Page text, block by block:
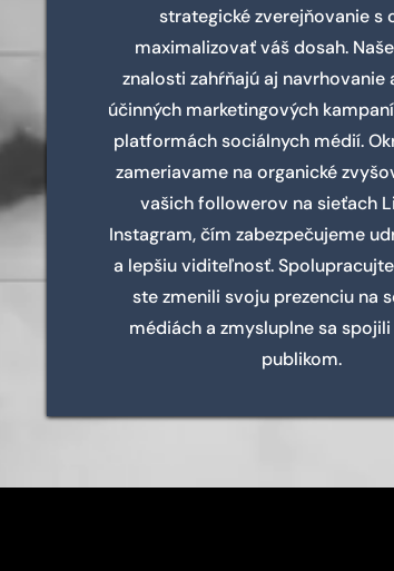
strategické zverejňovanie s
maximalizovať váš dosah.
znalosti zahŕňajú aj navrhovanie
účinných marketingových
platformách sociálnych médií.
zameriavame na organické
vašich followerov na sieťach
Instagram, čím zabezpečujeme
a lepšiu viditeľnosť.
ste zmenili svoju prezenciu na
médiách a zmysluplne sa
publikom.